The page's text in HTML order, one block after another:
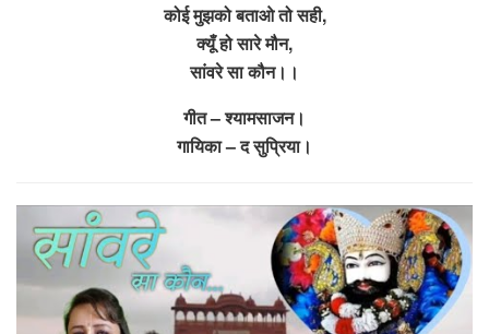
कोई मुझको बताओ तो सही,
क्यूँ हो सारे मौन,
सांवरे सा कौन।।
गीत – श्यामसाजन।
गायिका – द सुप्रिया।